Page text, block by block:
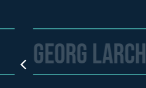
GEORG LARCH